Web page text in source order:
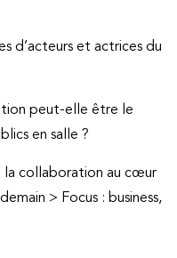
d’acteurs et actrices du
peut-elle être le
en salle ?
la collaboration au cœur
> Focus : business,